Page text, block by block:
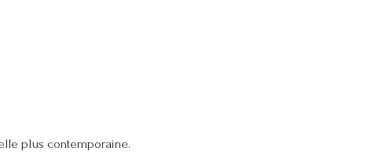
plus contemporaine.